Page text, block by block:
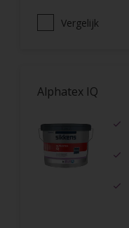
Vergelijk
Alphatex IQ